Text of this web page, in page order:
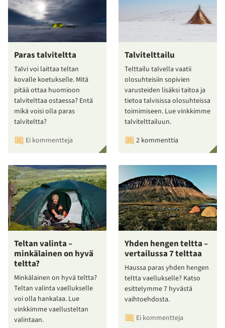
Paras talviteltta
Talvi voi laittaa teltan
kovalle koetukselle. Mitä
pitää ottaa huomioon
talvitelttaa ostaessa? Entä
mikä voisi olla paras
talviteltta?
Ei kommentteja
Talvitelttailu
Telttailu talvella vaatii
olosuhteisiin sopivien
varusteiden lisäksi taitoa ja
tietoa talvisissa olosuhteissa
toimimiseen. Lue vinkkimme
talvitelttailuun.
2 kommenttia
Teltan valinta –
minkälainen on hyvä
teltta?
Minkälainen on hyvä teltta?
Teltan valinta vaellukselle
voi olla hankalaa. Lue
vinkkimme vaellusteltan
valintaan.
Yhden hengen teltta –
vertailussa 7 telttaa
Haussa paras yhden hengen
teltta vaellukselle? Katso
esittelymme 7 hyvästä
vaihtoehdosta.
Ei kommentteja